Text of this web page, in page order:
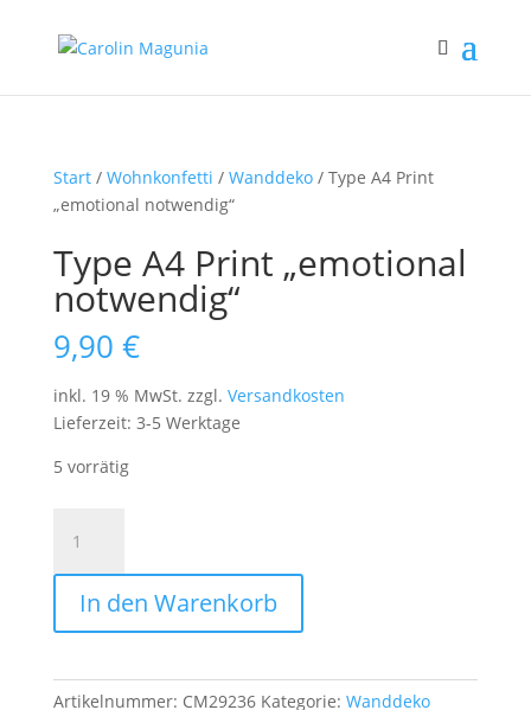
Start/ Wohnkonfetti / Wanddeko/ Type A4 Print
„emotional notwendig“
Type A4 Print „emotional
notwendig“
9,90 €
inkl. 19 % MwSt. zzgl. Versandkosten
Lieferzeit: 3-5 Werktage
5 vorrätig
Print
"emotional
notwendig"
In den Warenkorb
Artikelnummer: CM29236 Kategorie: Wanddeko